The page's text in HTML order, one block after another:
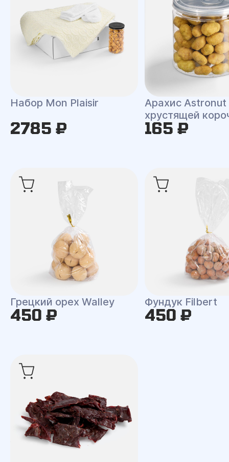
Набор Mon Plaisir
2785 ₽
Арахис Astronut
хрустящей
165 ₽
Грецкий орех Walley
450 ₽
Фундук Filbert
450 ₽